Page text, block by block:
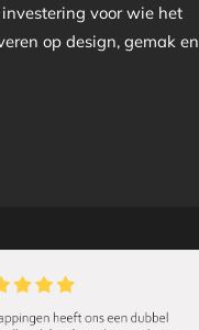
voor wie het
op design, gemak en